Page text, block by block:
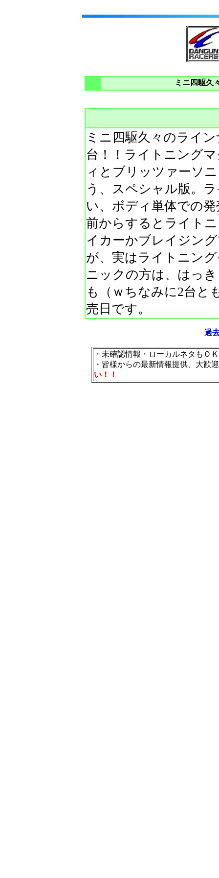
ミニ四駆久
ミニ四駆久々のライ
台！！ライトニング
ィとブリッツァーソ
う、スペシャル版。
い、ボディ単体での
前からするとライト
イカーかブレイジン
が、実はライトニン
ニックの方は、はっ
も（ｗちなみに2台と
売日です。
過
・未確認情報・ローカルネタもＯ
・皆様からの最新情報提供、大歓
い！！